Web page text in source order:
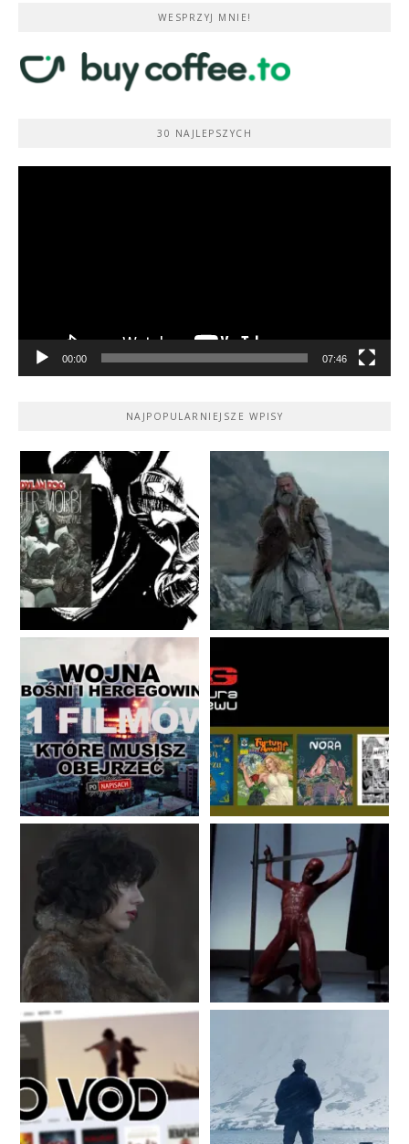
WESPRZYJ MNIE!
30 NAJLEPSZYCH
00:00 07:46
NAJPOPULARNIEJSZE WPISY